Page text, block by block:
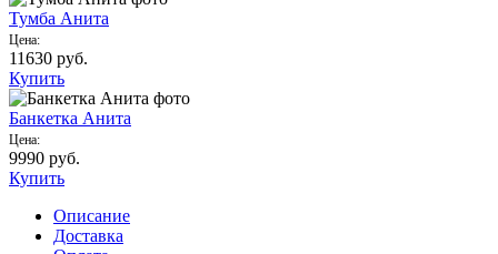
Тумба Анита
Цена:
11630 руб.
Купить
Банкетка Анита
Цена:
9990 руб.
Купить
Описание
Доставка